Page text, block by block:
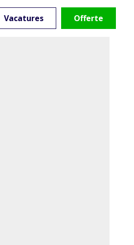
Vacatures Offerte